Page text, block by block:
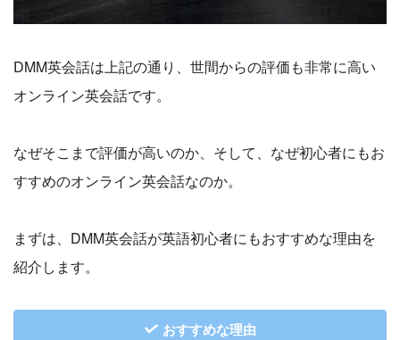
DMM英会話は上記の通り、世間からの評価も非常に高い
オンライン英会話です。
なぜそこまで評価が高いのか、そして、なぜ初心者にもお
すすめのオンライン英会話なのか。
まずは、DMM英会話が英語初心者にもおすすめな理由を
紹介します。
おすすめな理由